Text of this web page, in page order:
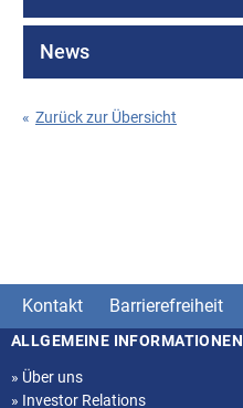
News
« Zurück zur Übersicht
Kontakt Barrierefreiheit
Seitenstruktur
ALLGEMEINE INFORMATIONEN
» Über uns
» Investor Relations